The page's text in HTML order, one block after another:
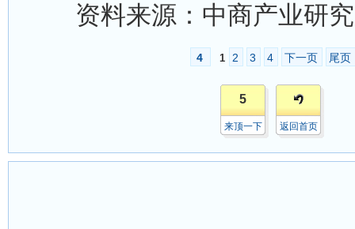
资料来源：中商产业研究
4 1 2 3 4 下一页 尾页
5
来顶一下 返回首页